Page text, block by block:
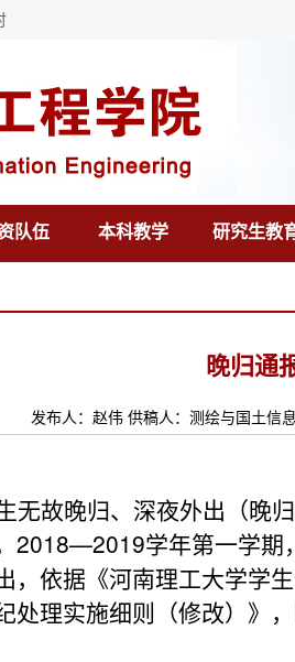
队伍 本科教学 研究生教
晚归通
发布人：赵伟 供稿人：测绘与国土信
无故晚归、深夜外出（晚
2018—2019学年第一学期
，依据《河南理工大学学
处理实施细则（修改）》